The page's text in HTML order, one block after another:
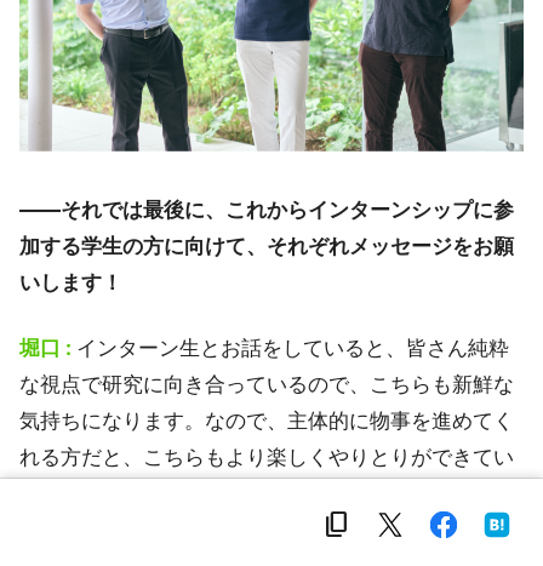
――それでは最後に、これからインターンシップに参
加する学生の方に向けて、それぞれメッセージをお願
いします！
堀口 : インターン生とお話をしていると、皆さん純粋
な視点で研究に向き合っているので、こちらも新鮮な
気持ちになります。なので、主体的に物事を進めてく
れる方だと、こちらもより楽しくやりとりができてい
content_copy